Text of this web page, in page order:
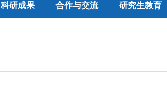
科研成果 合作与交流 研究生教育